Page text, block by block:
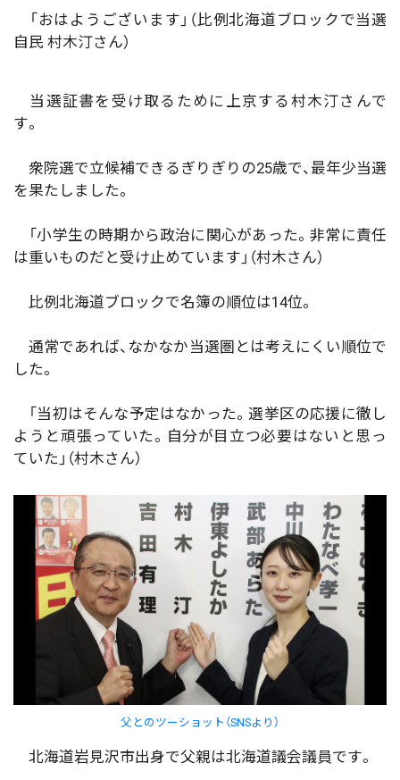
「おはようございます」（比例北海道ブロックで当選
自民 村木汀さん）
当選証書を受け取るために上京する村木汀さんで
す。
衆院選で立候補できるぎりぎりの25歳で、最年少当選
を果たしました。
「小学生の時期から政治に関心があった。非常に責任
は重いものだと受け止めています」（村木さん）
比例北海道ブロックで名簿の順位は14位。
通常であれば、なかなか当選圏とは考えにくい順位で
した。
「当初はそんな予定はなかった。選挙区の応援に徹し
ようと頑張っていた。自分が目立つ必要はないと思っ
ていた」（村木さん）
父とのツーショット（SNSより）
北海道岩見沢市出身で父親は北海道議会議員です。